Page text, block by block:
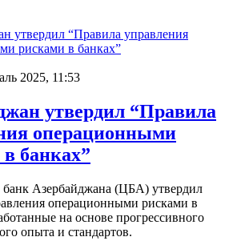
2025, 11:53
утвердил “Правила
операционными
банках”
Азербайджана (ЦБА) утвердил
операционными рисками в
на основе прогрессивного
опыта и стандартов.